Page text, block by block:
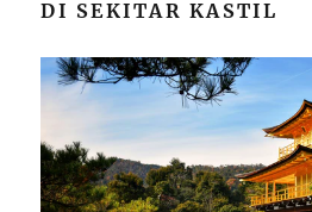
DI SEKITAR KASTIL